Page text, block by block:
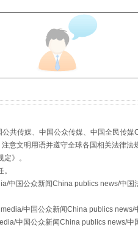
共传媒、中国公众传媒、中国全民传
意文明用语并遵守全球各国相关法律法
定》。
中国公众新闻China publics news/中
中国公众新闻China publics
中国公众新闻China publics news/